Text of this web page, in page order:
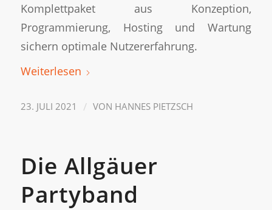
Komplettpaket aus Konzeption,
Programmierung, Hosting und Wartung
sichern optimale Nutzererfahrung.
Weiterlesen
23. JULI 2021 / VON HANNES PIETZSCH
Die Allgäuer
Partyband